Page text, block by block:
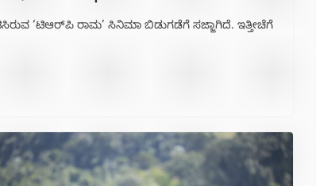
‘ಟಿಆರ್​ಪಿ ರಾಮ’ ಸಿನಿಮಾ ಬಿಡುಗಡೆಗೆ ಸಜ್ಜಾಗಿದೆ. ಇತ್ತೀಚೆಗೆ